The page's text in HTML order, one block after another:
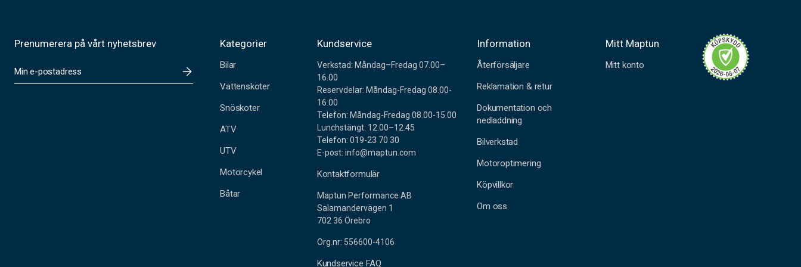
Prenumerera på vårt nyhetsbrev
-
Kategorier
Bilar
Vattenskoter
Snöskoter
ATV
UTV
Motorcykel
Båtar
Kundservice
Verkstad: Måndag–Fredag 07.00–
16.00
Reservdelar: Måndag-Fredag 08.00-
16.00
Telefon: Måndag-Fredag 08.00-15.00
Lunchstängt: 12.00–12.45
Telefon: 019-23 70 30
E-post: info@maptun.com
Kontaktformulär
Maptun Performance AB
Salamandervägen 1
702 36 Örebro
Org.nr: 556600-4106
Kundservice FAQ
Information
Återförsäljare
Reklamation & retur
Dokumentation och
nedladdning
Bilverkstad
Motoroptimering
Köpvillkor
Om oss
Mitt Maptun
Mitt konto